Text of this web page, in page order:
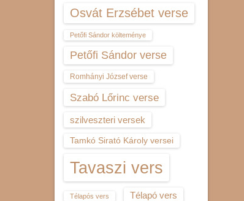
Osvát Erzsébet verse
Petőfi Sándor költeménye
Petőfi Sándor verse
Romhányi József verse
Szabó Lőrinc verse
szilveszteri versek
Tamkó Sirató Károly versei
Tavaszi vers
Télapós vers Télapó vers